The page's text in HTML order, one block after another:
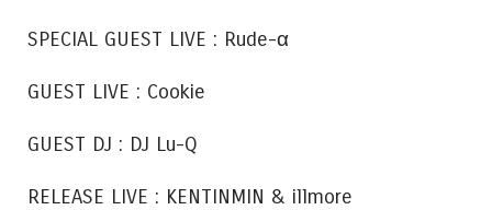
SPECIAL GUEST LIVE : Rude-α
GUEST LIVE : Cookie
GUEST DJ : DJ Lu-Q
RELEASE LIVE : KENTINMIN & illmore